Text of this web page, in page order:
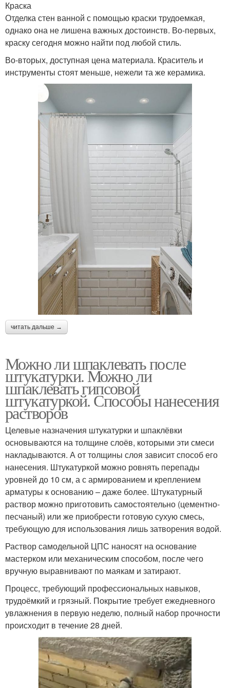
Краска
Отделка стен ванной с помощью краски трудоемкая,
однако она не лишена важных достоинств. Во-первых,
краску сегодня можно найти под любой стиль.
Во-вторых, доступная цена материала. Краситель и
инструменты стоят меньше, нежели та же керамика.
читать дальше →
Можно ли шпаклевать после
штукатурки. Можно ли
шпаклевать гипсовой
штукатуркой. Способы нанесения
растворов
Целевые назначения штукатурки и шпаклёвки
основываются на толщине слоёв, которыми эти смеси
накладываются. А от толщины слоя зависит способ его
нанесения. Штукатуркой можно ровнять перепады
уровней до 10 см, а с армированием и креплением
арматуры к основанию – даже более. Штукатурный
раствор можно приготовить самостоятельно (цементно-
песчаный) или же приобрести готовую сухую смесь,
требующую для использования лишь затворения водой.
Раствор самодельной ЦПС наносят на основание
мастерком или механическим способом, после чего
вручную выравнивают по маякам и затирают.
Процесс, требующий профессиональных навыков,
трудоёмкий и грязный. Покрытие требует ежедневного
увлажнения в первую неделю, полный набор прочности
происходит в течение 28 дней.